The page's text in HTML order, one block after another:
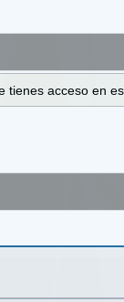
tienes acceso en